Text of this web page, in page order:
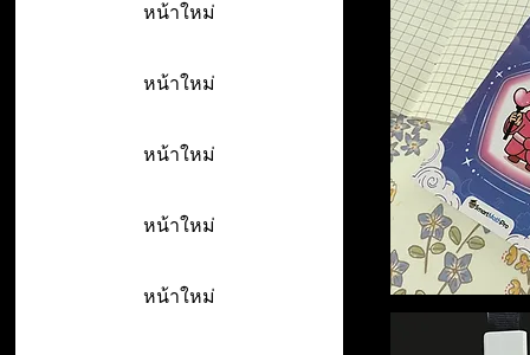
หน้าใหม่
หน้าใหม่
หน้าใหม่
หน้าใหม่
หน้าใหม่